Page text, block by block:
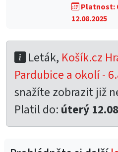
Platnost:
12.08.2025
Leták, Košík.cz
Pardubice a okolí -
snažíte zobrazit již
Platil do: úterý